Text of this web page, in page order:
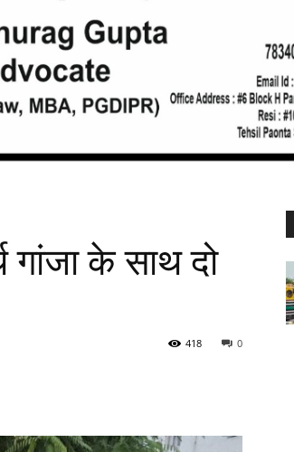
गांजा के साथ दो
0
418